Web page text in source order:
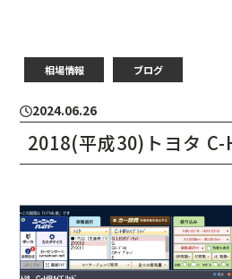
相場情報 ブログ
2024.06.26
2018(平成30)トヨタ